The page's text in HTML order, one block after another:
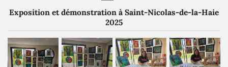
Exposition et démonstration à Saint-Nicolas-de-la-Haie
2025